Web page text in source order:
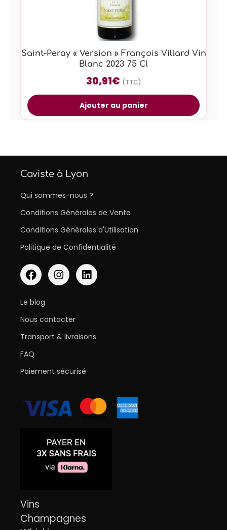
Saint-Peray « Version » François Villard Vin
Blanc 2023 75 Cl
30,91€ (TTC)
Ajouter au panier
Caviste à Lyon
Qui sommes-nous ?
Conditions Générales de Vente
Conditions Générales d'Utilisation
Politique de Confidentialité
Le blog
Nous contacter
Transport & livraisons
FAQ
Paiement sécurisé
Vins
Champagnes